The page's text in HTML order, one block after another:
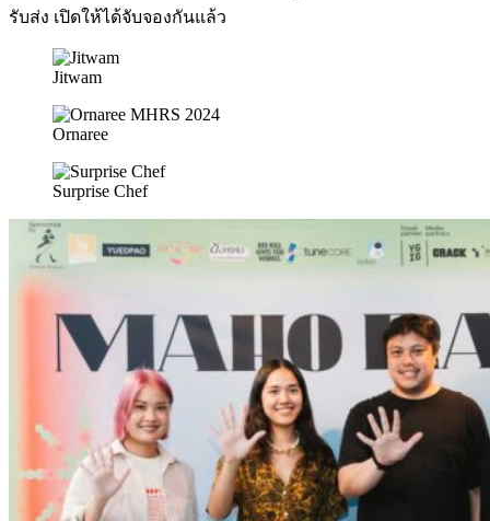
รับส่ง เปิดให้ได้จับจองกันแล้ว
Jitwam
Ornaree
Surprise Chef